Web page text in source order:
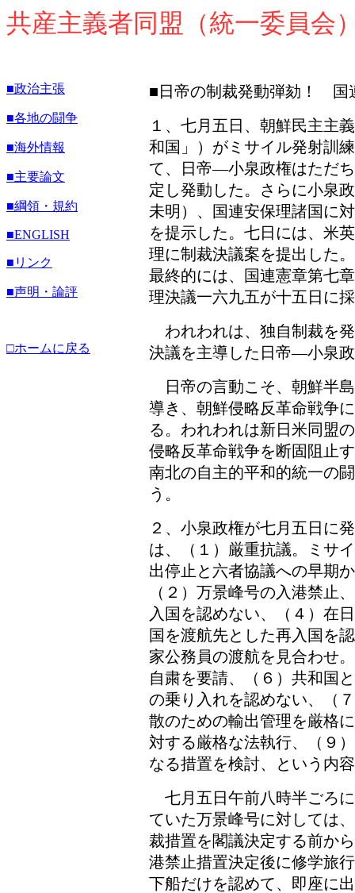
共産主義者同盟（統一委員会
■政治主張
■各地の闘争
■海外情報
■主要論文
■綱領・規約
■ENGLISH
■リンク
■声明・論評
□ホームに戻る
■日帝の制裁発動弾劾！ 国
１、七月五日、朝鮮民主主
和国」）がミサイル発射訓
て、日帝―小泉政権はただ
定し発動した。さらに小泉
未明）、国連安保理諸国に
を提示した。七日には、米
理に制裁決議案を提出した
最終的には、国連憲章第七
理決議一六九五が十五日に
われわれは、独自制裁を
決議を主導した日帝―小泉
日帝の言動こそ、朝鮮半
導き、朝鮮侵略反革命戦争
る。われわれは新日米同盟
侵略反革命戦争を断固阻止
南北の自主的平和的統一の
う。
２、小泉政権が七月五日に
は、（１）厳重抗議。ミサ
出停止と六者協議への早期
（２）万景峰号の入港禁止
入国を認めない、（４）在
国を渡航先とした再入国を
家公務員の渡航を見合わせ
自粛を要請、（６）共和国
の乗り入れを認めない、（
散のための輸出管理を厳格
対する厳格な法執行、（９
なる措置を検討、という内
七月五日午前八時半ごろ
ていた万景峰号に対しては
裁措置を閣議決定する前か
港禁止措置決定後に修学旅
下船だけを認めて、即座に